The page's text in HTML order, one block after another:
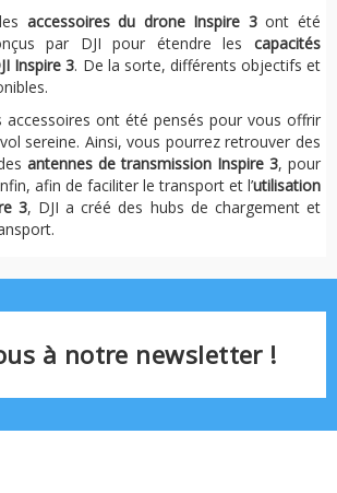
accessoires du drone Inspire 3ont été
par DJI pour étendre les capacités
Inspire 3. De la sorte, différents objectifs et
accessoires ont été pensés pour vous offrir
sereine. Ainsi, vous pourrez retrouver des
antennes de transmission Inspire 3, pour
afin de faciliter le transport et l’utilisation
3, DJI a créé des hubs de chargement et
à notre newsletter !